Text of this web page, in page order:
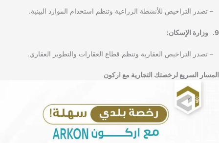
– تصدر التراخيص للأنشطة الزراعية وتنظم استخدام الموارد البيئية.
9. وزارة الإسكان:
– تصدر التراخيص العقارية وتنظم قطاع العقارات والتطوير العقاري.
المسار السريع لرخصتك التجارية مع اركون